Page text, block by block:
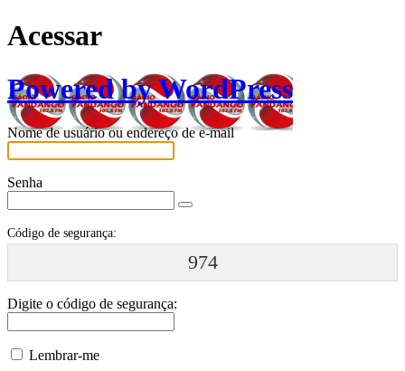
Acessar
Powered by WordPress
Nome de usuário ou endereço de e-mail
Senha
Código de segurança:
974
Digite o código de segurança:
Lembrar-me